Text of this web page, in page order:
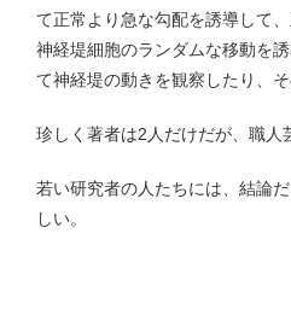
て正常より急な勾配を誘導して
神経堤細胞のランダムな移動を
て神経堤の動きを観察したり、
珍しく著者は2人だけだが、職
若い研究者の人たちには、結論
しい。